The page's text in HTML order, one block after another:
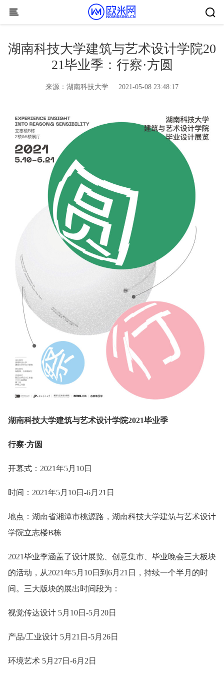
Skip to content
湖南科技大学建筑与艺术设计学院20
21毕业季：行察·方圆
来源： 湖南科技大学 2021-05-08 23:48:17
湖南科技大学建筑与艺术设计学院2021毕业季
行察·方圆
开幕式：2021年5月10日
时间：2021年5月10日-6月21日
地点：湖南省湘潭市桃源路，湖南科技大学建筑与艺术设计
学院立志楼B栋
2021毕业季涵盖了设计展览、创意集市、毕业晚会三大板块
的活动，从2021年5月10日到6月21日，持续一个半月的时
间。三大版块的展出时间段为：
视觉传达设计 5月10日-5月20日
产品/工业设计 5月21日-5月26日
环境艺术 5月27日-6月2日